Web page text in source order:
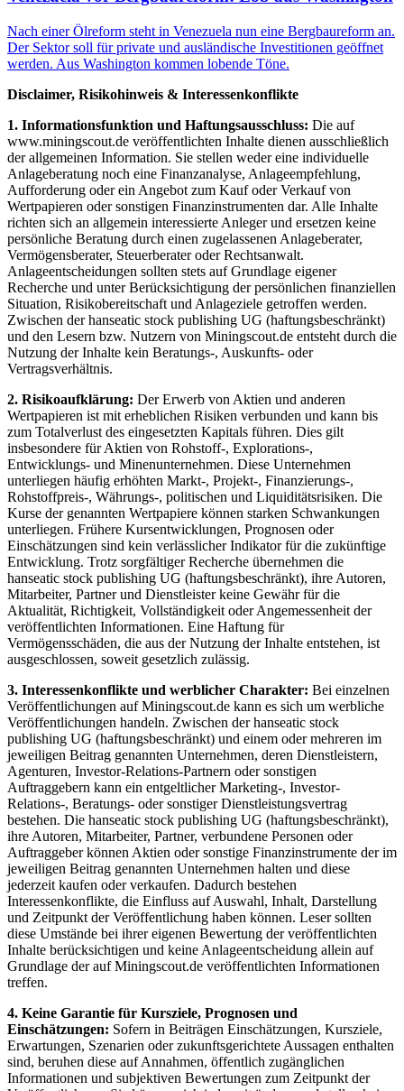
Nach einer Ölreform steht in Venezuela nun eine Bergbaureform an.
Der Sektor soll für private und ausländische Investitionen geöffnet
werden. Aus Washington kommen lobende Töne.
Disclaimer, Risikohinweis & Interessenkonflikte
1. Informationsfunktion und Haftungsausschluss: Die auf
www.miningscout.de veröffentlichten Inhalte dienen ausschließlich
der allgemeinen Information. Sie stellen weder eine individuelle
Anlageberatung noch eine Finanzanalyse, Anlageempfehlung,
Aufforderung oder ein Angebot zum Kauf oder Verkauf von
Wertpapieren oder sonstigen Finanzinstrumenten dar. Alle Inhalte
richten sich an allgemein interessierte Anleger und ersetzen keine
persönliche Beratung durch einen zugelassenen Anlageberater,
Vermögensberater, Steuerberater oder Rechtsanwalt.
Anlageentscheidungen sollten stets auf Grundlage eigener
Recherche und unter Berücksichtigung der persönlichen finanziellen
Situation, Risikobereitschaft und Anlageziele getroffen werden.
Zwischen der hanseatic stock publishing UG (haftungsbeschränkt)
und den Lesern bzw. Nutzern von Miningscout.de entsteht durch die
Nutzung der Inhalte kein Beratungs-, Auskunfts- oder
Vertragsverhältnis.
2. Risikoaufklärung: Der Erwerb von Aktien und anderen
Wertpapieren ist mit erheblichen Risiken verbunden und kann bis
zum Totalverlust des eingesetzten Kapitals führen. Dies gilt
insbesondere für Aktien von Rohstoff-, Explorations-,
Entwicklungs- und Minenunternehmen. Diese Unternehmen
unterliegen häufig erhöhten Markt-, Projekt-, Finanzierungs-,
Rohstoffpreis-, Währungs-, politischen und Liquiditätsrisiken. Die
Kurse der genannten Wertpapiere können starken Schwankungen
unterliegen. Frühere Kursentwicklungen, Prognosen oder
Einschätzungen sind kein verlässlicher Indikator für die zukünftige
Entwicklung. Trotz sorgfältiger Recherche übernehmen die
hanseatic stock publishing UG (haftungsbeschränkt), ihre Autoren,
Mitarbeiter, Partner und Dienstleister keine Gewähr für die
Aktualität, Richtigkeit, Vollständigkeit oder Angemessenheit der
veröffentlichten Informationen. Eine Haftung für
Vermögensschäden, die aus der Nutzung der Inhalte entstehen, ist
ausgeschlossen, soweit gesetzlich zulässig.
3. Interessenkonflikte und werblicher Charakter: Bei einzelnen
Veröffentlichungen auf Miningscout.de kann es sich um werbliche
Veröffentlichungen handeln. Zwischen der hanseatic stock
publishing UG (haftungsbeschränkt) und einem oder mehreren im
jeweiligen Beitrag genannten Unternehmen, deren Dienstleistern,
Agenturen, Investor-Relations-Partnern oder sonstigen
Auftraggebern kann ein entgeltlicher Marketing-, Investor-
Relations-, Beratungs- oder sonstiger Dienstleistungsvertrag
bestehen. Die hanseatic stock publishing UG (haftungsbeschränkt),
ihre Autoren, Mitarbeiter, Partner, verbundene Personen oder
Auftraggeber können Aktien oder sonstige Finanzinstrumente der im
jeweiligen Beitrag genannten Unternehmen halten und diese
jederzeit kaufen oder verkaufen. Dadurch bestehen
Interessenkonflikte, die Einfluss auf Auswahl, Inhalt, Darstellung
und Zeitpunkt der Veröffentlichung haben können. Leser sollten
diese Umstände bei ihrer eigenen Bewertung der veröffentlichten
Inhalte berücksichtigen und keine Anlageentscheidung allein auf
Grundlage der auf Miningscout.de veröffentlichten Informationen
treffen.
4. Keine Garantie für Kursziele, Prognosen und
Einschätzungen: Sofern in Beiträgen Einschätzungen, Kursziele,
Erwartungen, Szenarien oder zukunftsgerichtete Aussagen enthalten
sind, beruhen diese auf Annahmen, öffentlich zugänglichen
Informationen und subjektiven Bewertungen zum Zeitpunkt der